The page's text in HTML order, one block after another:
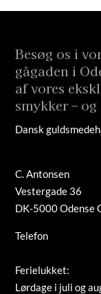
Besøg os i
gågaden i
af vores
smykker –
Dansk
C. Antonsen
Vestergade 36
DK-5000 Odense
Telefon
Ferielukket:
Lørdage i juli og